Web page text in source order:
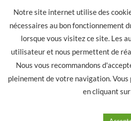
Notre site internet utilise des
nécessaires au bon fonctionnement
lorsque vous visitez ce site. Les
utilisateur et nous permettent de
Nous vous recommandons
pleinement de votre navigation.
en cliquant sur